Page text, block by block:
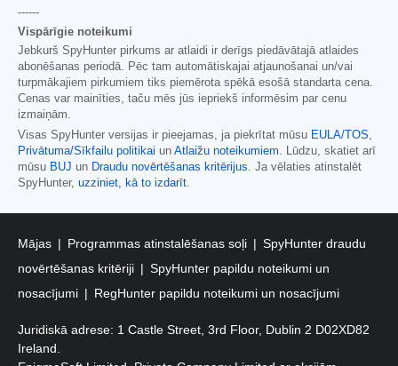
------
Vispārīgie noteikumi
Jebkurš SpyHunter pirkums ar atlaidi ir derīgs piedāvātajā atlaides
abonēšanas periodā. Pēc tam automātiskajai atjaunošanai un/vai
turpmākajiem pirkumiem tiks piemērota spēkā esošā standarta cena.
Cenas var mainīties, taču mēs jūs iepriekš informēsim par cenu
izmaiņām.
Visas SpyHunter versijas ir pieejamas, ja piekrītat mūsu EULA/TOS,
Privātuma/Sīkfailu politikai un Atlaižu noteikumiem. Lūdzu, skatiet arī
mūsu BUJ un Draudu novērtēšanas kritērijus. Ja vēlaties atinstalēt
SpyHunter, uzziniet, kā to izdarīt.
Mājas Programmas atinstalēšanas soļi
SpyHunter draudu
novērtēšanas kritēriji
SpyHunter papildu noteikumi un
nosacījumi
RegHunter papildu noteikumi un nosacījumi
Juridiskā adrese: 1 Castle Street, 3rd Floor, Dublin 2 D02XD82
Ireland.